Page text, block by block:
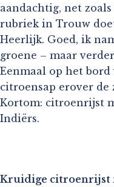
aandachtig, net
rubriek in Trouw
Heerlijk. Goed, ik
groene – maar
Eenmaal op het
citroensap erover de
Kortom: citroenrijst
Indiërs.
Kruidige citroenrijst